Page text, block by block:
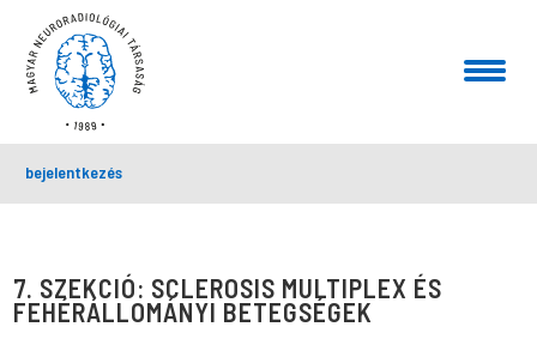
bejelentkezés
7. SZEKCIÓ: SCLEROSIS MULTIPLEX ÉS
FEHÉRÁLLOMÁNYI BETEGSÉGEK